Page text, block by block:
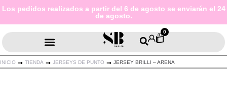
Los pedidos realizados a partir del 6 de agosto se enviarán el 24
de agosto.
0
INICIO TIENDA JERSEYS DE PUNTO JERSEY BRILLI – ARENA